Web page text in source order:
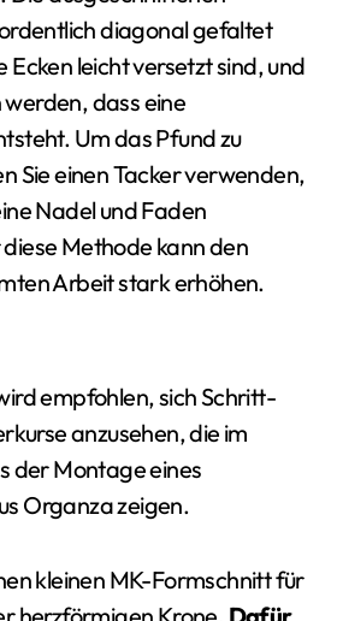
diagonal gefaltet
leicht versetzt sind, und
dass eine
Um das Pfund zu
Sie einen Tacker verwenden,
Nadel und Faden
Methode kann den
Arbeit stark erhöhen.
empfohlen, sich Schritt-
anzusehen, die im
der Montage eines
Organza zeigen.
kleinen MK-Formschnitt für